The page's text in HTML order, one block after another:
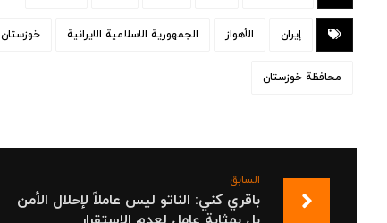
إيران الأهواز الجمهورية الاسلامية الايرانية خوزستان
محافظة خوزستان
السابق
باقري كني: الناتو ليس عاملاً لإحلال الأمن